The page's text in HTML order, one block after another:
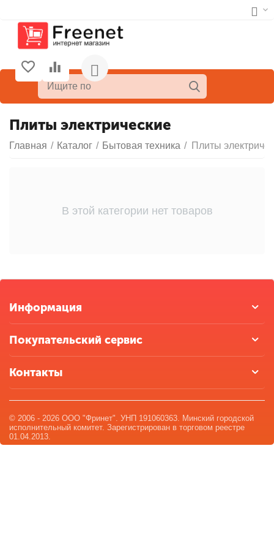
Плиты электрические
Главная / Каталог / Бытовая техника / Плиты
В этой категории нет товаров
Информация
Покупательский сервис
Контакты
© 2006 - 2026 ООО "Фринет". УНП 191060363. Минский городской
исполнительный комитет. Зарегистрирован в торговом реестре
01.04.2013.